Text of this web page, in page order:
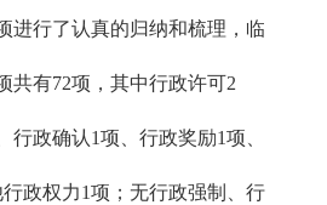
进行了认真的归纳和梳理，临
共有72项，其中行政许可2
行政确认1项、行政奖励1项、
政权力1项；无行政强制、行